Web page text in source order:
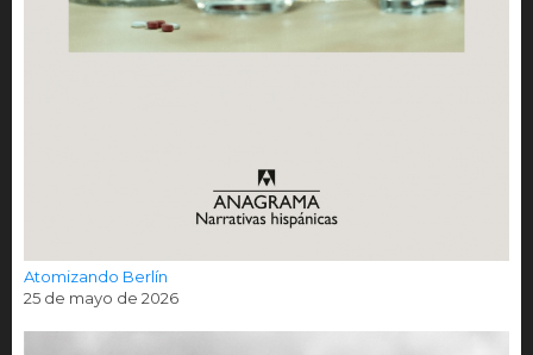
Atomizando Berlín
25 de mayo de 2026